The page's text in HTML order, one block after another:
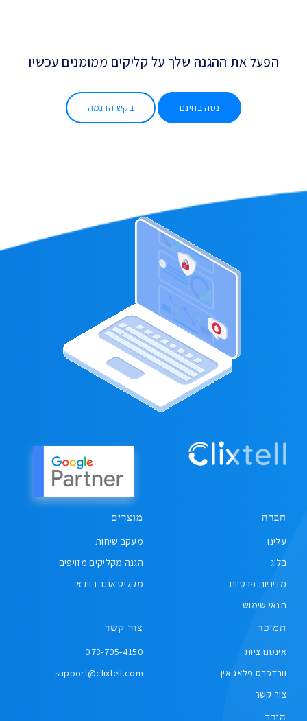
הפעל את ההגנה שלך על קליקים ממומנים עכשיו
נסה בחינם בקש הדגמה
חברה
עלינו
בלוג
מדיניות פרטיות
תנאי שימוש
מוצרים
מעקב שיחות
הגנה מקליקים מזויפים
מקליט אתר בוידאו
תמיכה
אינטגרציות
וורדפרס פלאג אין
צור קשר
צור קשר
073-705-4150
support@clixtell.com
הורד